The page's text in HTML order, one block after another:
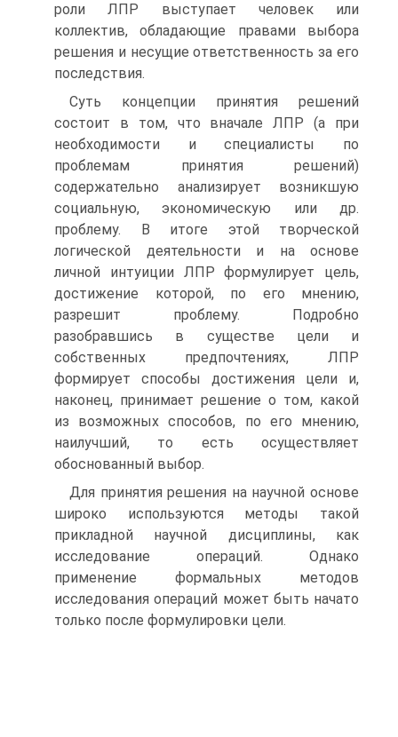
роли ЛПР выступает человек или
коллектив, обладающие правами выбора
решения и несущие ответственность за его
последствия.
Суть концепции принятия решений
состоит в том, что вначале ЛПР (а при
необходимости и специалисты по
проблемам принятия решений)
содержательно анализирует возникшую
социальную, экономическую или др.
проблему. В итоге этой творческой
логической деятельности и на основе
личной интуиции ЛПР формулирует цель,
достижение которой, по его мнению,
разрешит проблему. Подробно
разобравшись в существе цели и
собственных предпочтениях, ЛПР
формирует способы достижения цели и,
наконец, принимает решение о том, какой
из возможных способов, по его мнению,
наилучший, то есть осуществляет
обоснованный выбор.
Для принятия решения на научной основе
широко используются методы такой
прикладной научной дисциплины, как
исследование операций. Однако
применение формальных методов
исследования операций может быть начато
только после формулировки цели.